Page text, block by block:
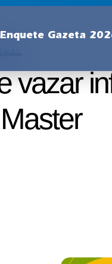
Enquete Gazeta
vazar